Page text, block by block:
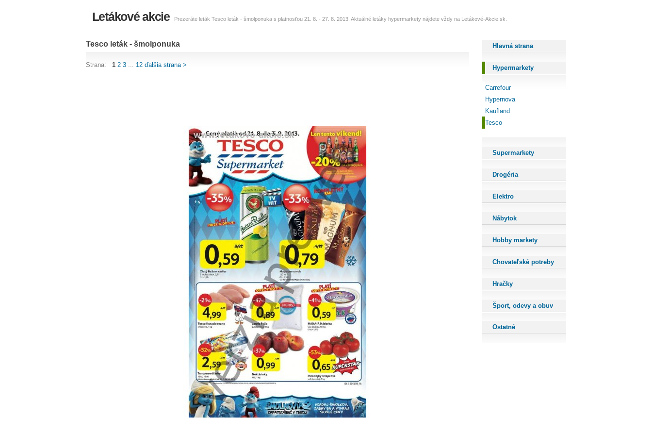
Letákové akcie Prezeráte leták Tesco leták - šmolponuka s platnosťou 21. 8. - 27. 8. 2013. Aktuálné letáky hypermarkety nájdete vždy na Letákové-Akcie.sk.
Tesco leták - šmolponuka
Strana: 1 2 3 12 ďalšia strana >
Hlavná strana
Hypermarkety
Carrefour
Hypernova
Kaufland
Tesco
Supermarkety
Drogéria
Elektro
Nábytok
Hobby markety
Chovateľské potreby
Hračky
Šport, odevy a obuv
Ostatné